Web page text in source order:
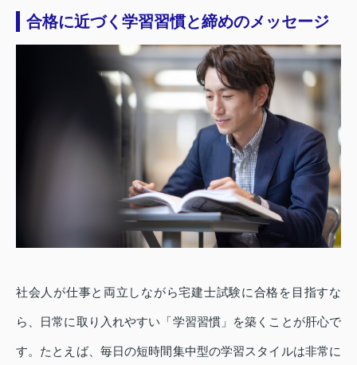
合格に近づく学習習慣と締めのメッセージ
社会人が仕事と両立しながら宅建士試験に合格を目指すな
ら、日常に取り入れやすい「学習習慣」を築くことが肝心で
す。たとえば、毎日の短時間集中型の学習スタイルは非常に